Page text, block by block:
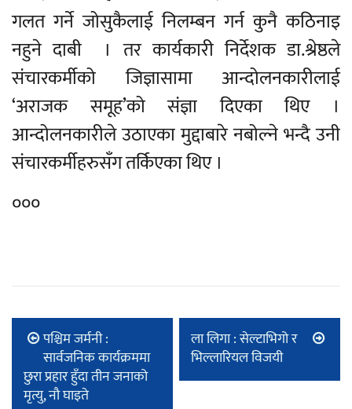
गलत गर्ने जोसुकैलाई निलम्बन गर्न कुनै कठिनाइ
नहुने दाबी । तर कार्यकारी निर्देशक डा.श्रेष्ठले
संचारकर्मीको जिज्ञासामा आन्दोलनकारीलाई
‘अराजक समूह’को संज्ञा दिएका थिए ।
आन्दोलनकारीले उठाएका मुद्दाबारे नबोल्ने भन्दै उनी
संचारकर्मीहरुसँग तर्किएका थिए ।
०००
पश्चिम जर्मनी :
सार्वजनिक कार्यक्रममा
छुरा प्रहार हुँदा तीन जनाको
मृत्यु, नौ घाइते
ला लिगा : सेल्टाभिगो र
भिल्लारियल विजयी